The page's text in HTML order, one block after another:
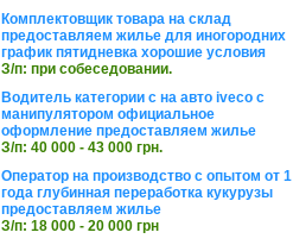
Комплектовщик товара на склад
предоставляем жилье для иногородних
график пятидневка хорошие условия
З/п: при собеседовании.
Водитель категории с на авто iveco с
манипулятором официальное
оформление предоставляем жилье
З/п: 40 000 - 43 000 грн.
Оператор на производство с опытом от 1
года глубинная переработка кукурузы
предоставляем жилье
З/п: 18 000 - 20 000 грн